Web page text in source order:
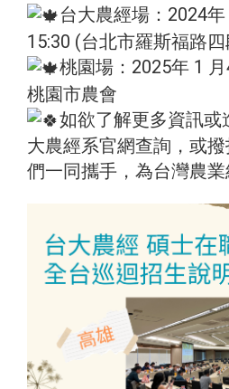
台大農經場：2024
15:30 (台北市羅斯福路
桃園場：2025年 1
桃園市農會
如欲了解更多資訊或
大農經系官網查詢，或
們一同攜手，為台灣農業